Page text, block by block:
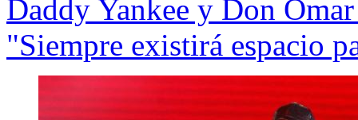
Daddy Yankee y Don
"Siempre existirá espacio